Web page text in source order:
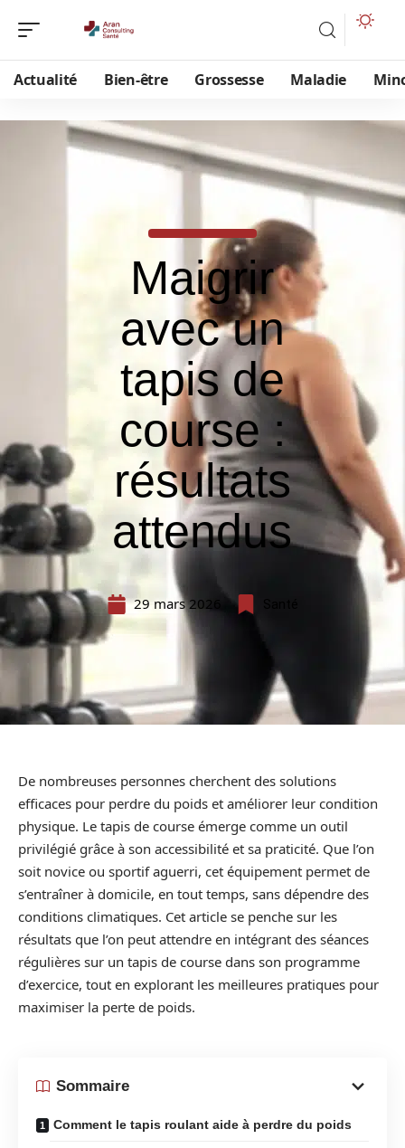
Actualité Bien-être Grossesse Maladie
Maigrir
avec un
tapis de
course :
résultats
attendus
29 mars 2026
De nombreuses personnes cherchent des solutions
efficaces pour perdre du poids et améliorer leur condition
physique. Le tapis de course émerge comme un outil
privilégié grâce à son accessibilité et sa praticité. Que l’on
soit novice ou sportif aguerri, cet équipement permet de
s’entraîner à domicile, en tout temps, sans dépendre des
conditions climatiques. Cet article se penche sur les
résultats que l’on peut attendre en intégrant des séances
régulières sur un tapis de course dans son programme
d’exercice, tout en explorant les meilleures pratiques pour
maximiser la perte de poids.
Sommaire
Comment le tapis roulant aide à perdre du poids